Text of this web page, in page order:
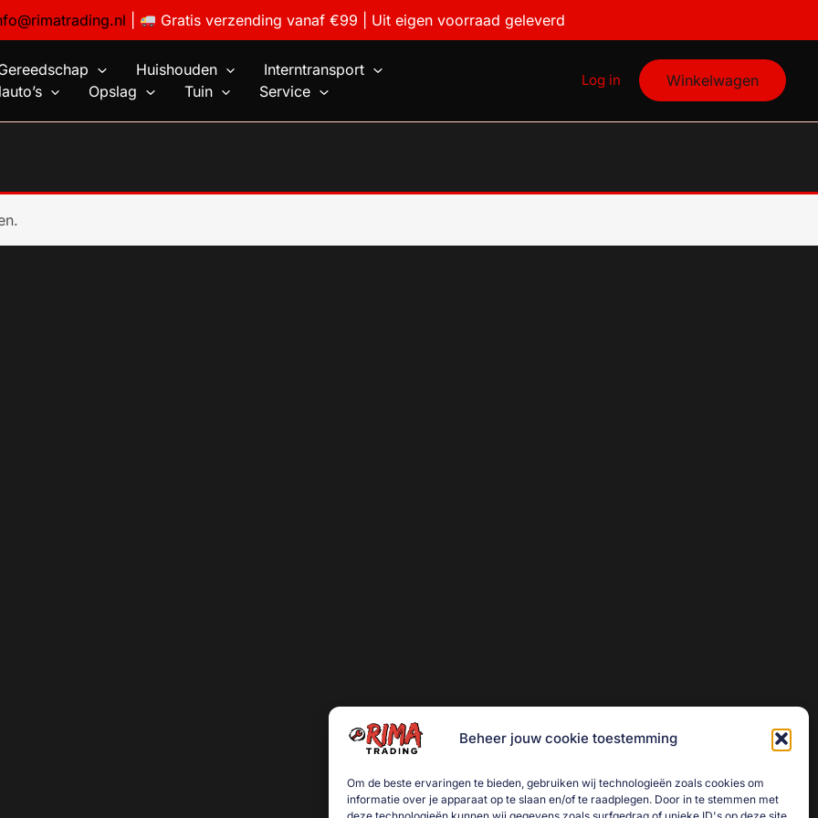
Gratis verzending vanaf €99 | Uit eigen voorraad geleverd
Beheer jouw cookie toestemming
Om de beste ervaringen te bieden, gebruiken wij technologieën zoals cookies om
informatie over je apparaat op te slaan en/of te raadplegen. Door in te stemmen met
Huishouden
Interntransport
Opslag Tuin Service
Log in Winkelwagen